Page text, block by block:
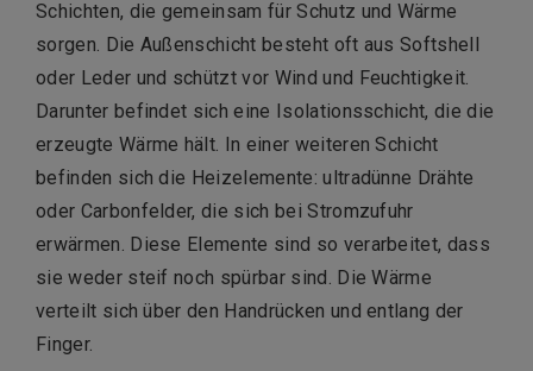
Schichten, die gemeinsam für Schutz und Wärme
sorgen. Die Außenschicht besteht oft aus Softshell
oder Leder und schützt vor Wind und Feuchtigkeit.
Darunter befindet sich eine Isolationsschicht, die die
erzeugte Wärme hält. In einer weiteren Schicht
befinden sich die Heizelemente: ultradünne Drähte
oder Carbonfelder, die sich bei Stromzufuhr
erwärmen. Diese Elemente sind so verarbeitet, dass
sie weder steif noch spürbar sind. Die Wärme
verteilt sich über den Handrücken und entlang der
Finger.